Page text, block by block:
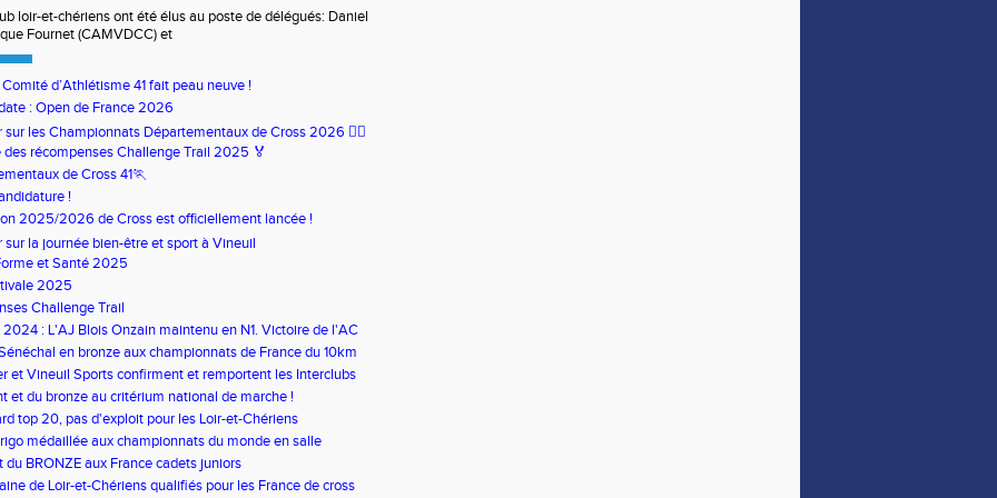
loir-et-chériens ont été élus au poste de délégués: Daniel
Fournet (CAMVDCC) et
d’Athlétisme 41 fait peau neuve !
: Open de France 2026
sur les Championnats Départementaux de Cross 2026 🏃‍♀️
des récompenses Challenge Trail 2025 🏅
de Cross 41🏃
!
2025/2026 de Cross est officiellement lancée !
sur la journée bien-être et sport à Vineuil
et Santé 2025
2025
Challenge Trail
2024 : L'AJ Blois Onzain maintenu en N1. Victoire de l'AC
en N2Ben bronze aux championnats de France du 10km
et Vineuil Sports confirment et remportent les Interclubs
et du bronze au critérium national de marche !
top 20, pas d'exploit pour les Loir-et-Chériens
médaillée aux championnats du monde en salle
du BRONZE aux France cadets juniors
de Loir-et-Chériens qualifiés pour les France de cross